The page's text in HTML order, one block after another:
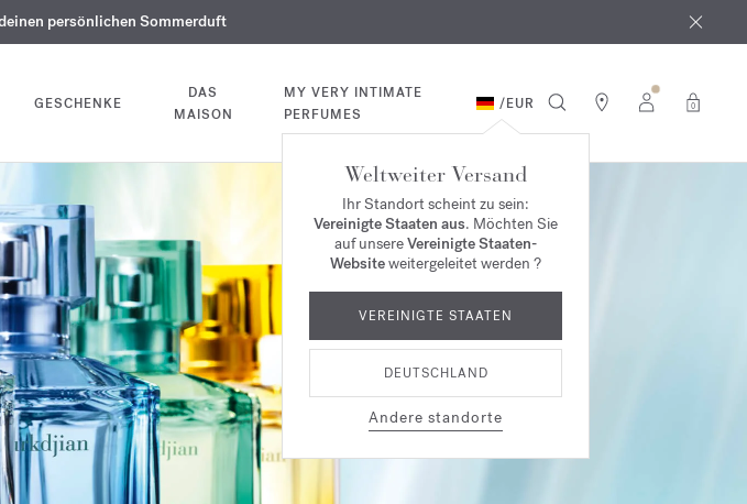
velvet moodin Ihrer Bestellung*
und Körperöle bis zum 9. August
persönlichen Sommerduft
GESCHENKE
DAS
MAISON
MY VERY INTIMATE
PERFUMES
/EUR 0
Weltweiter Versand
Ihr Standort scheint zu sein:
Vereinigte Staaten aus. Möchten Sie
auf unsereVereinigte Staaten-
Websiteweitergeleitet werden ?
VEREINIGTE STAATEN
DEUTSCHLAND
Andere standorte